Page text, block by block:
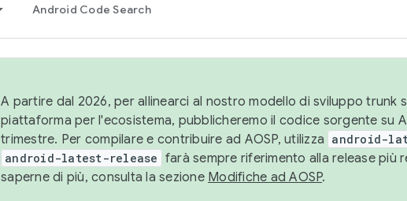
Android Code Search
A partire dal 2026, per allinearci al nostro modello di sviluppo trunk
piattaforma per l'ecosistema, pubblicheremo il codice sorgente su
trimestre. Per compilare e contribuire ad AOSP, utilizza android-
android-latest-release farà sempre riferimento alla release più
saperne di più, consulta la sezione Modifiche ad AOSP.